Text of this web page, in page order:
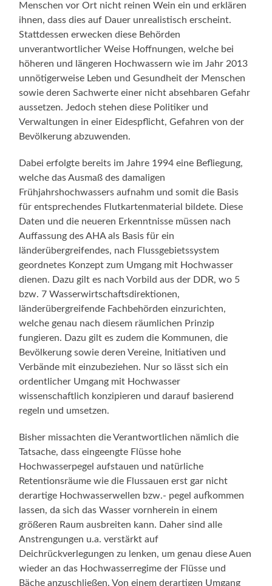
Menschen vor Ort nicht reinen Wein ein und erklären
ihnen, dass dies auf Dauer unrealistisch erscheint.
Stattdessen erwecken diese Behörden
unverantwortlicher Weise Hoffnungen, welche bei
höheren und längeren Hochwassern wie im Jahr 2013
unnötigerweise Leben und Gesundheit der Menschen
sowie deren Sachwerte einer nicht absehbaren Gefahr
aussetzen. Jedoch stehen diese Politiker und
Verwaltungen in einer Eidespflicht, Gefahren von der
Bevölkerung abzuwenden.
Dabei erfolgte bereits im Jahre 1994 eine Befliegung,
welche das Ausmaß des damaligen
Frühjahrshochwassers aufnahm und somit die Basis
für entsprechendes Flutkartenmaterial bildete. Diese
Daten und die neueren Erkenntnisse müssen nach
Auffassung des AHA als Basis für ein
länderübergreifendes, nach Flussgebietssystem
geordnetes Konzept zum Umgang mit Hochwasser
dienen. Dazu gilt es nach Vorbild aus der DDR, wo 5
bzw. 7 Wasserwirtschaftsdirektionen,
länderübergreifende Fachbehörden einzurichten,
welche genau nach diesem räumlichen Prinzip
fungieren. Dazu gilt es zudem die Kommunen, die
Bevölkerung sowie deren Vereine, Initiativen und
Verbände mit einzubeziehen. Nur so lässt sich ein
ordentlicher Umgang mit Hochwasser
wissenschaftlich konzipieren und darauf basierend
regeln und umsetzen.
Bisher missachten die Verantwortlichen nämlich die
Tatsache, dass eingeengte Flüsse hohe
Hochwasserpegel aufstauen und natürliche
Retentionsräume wie die Flussauen erst gar nicht
derartige Hochwasserwellen bzw.- pegel aufkommen
lassen, da sich das Wasser vornherein in einem
größeren Raum ausbreiten kann. Daher sind alle
Anstrengungen u.a. verstärkt auf
Deichrückverlegungen zu lenken, um genau diese Auen
wieder an das Hochwasserregime der Flüsse und
Bäche anzuschließen. Von einem derartigen Umgang